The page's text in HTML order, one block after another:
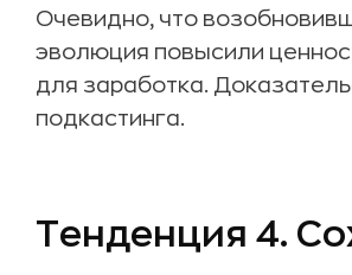
Очевидно, что
эволюция повысили
для заработка.
подкастинга.
Тенденция 4.